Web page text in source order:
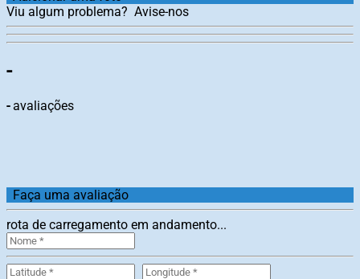
Viu algum problema? Avise-nos
-
-avaliações
Faça uma avaliação
rota de carregamento em andamento...